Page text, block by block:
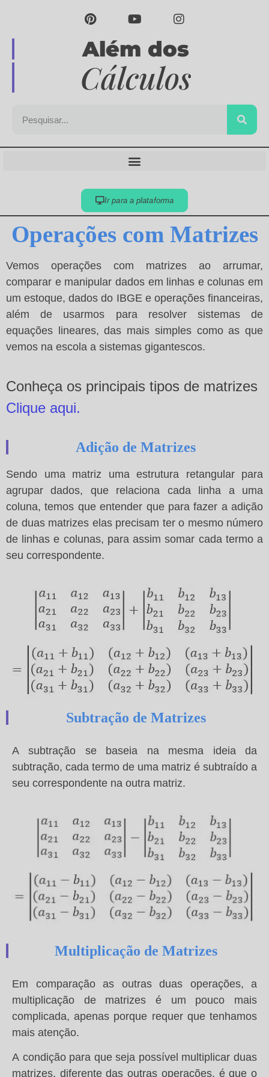
Além dos
Cálculos
Ir para a plataforma
Operações com Matrizes
Vemos operações com matrizes ao arrumar,
comparar e manipular dados em linhas e colunas em
um estoque, dados do IBGE e operações financeiras,
além de usarmos para resolver sistemas de
equações lineares, das mais simples como as que
vemos na escola a sistemas gigantescos.
Conheça os principais tipos de matrizes
Clique aqui.
Adição de Matrizes
Sendo uma matriz uma estrutura retangular para
agrupar dados, que relaciona cada linha a uma
coluna, temos que entender que para fazer a adição
de duas matrizes elas precisam ter o mesmo número
de linhas e colunas, para assim somar cada termo a
seu correspondente.
Subtração de Matrizes
A subtração se baseia na mesma ideia da
subtração, cada termo de uma matriz é subtraído a
seu correspondente na outra matriz.
Multiplicação de Matrizes
Em comparação as outras duas operações, a
multiplicação de matrizes é um pouco mais
complicada, apenas porque requer que tenhamos
mais atenção.
A condição para que seja possível multiplicar duas
matrizes, diferente das outras operações, é que o